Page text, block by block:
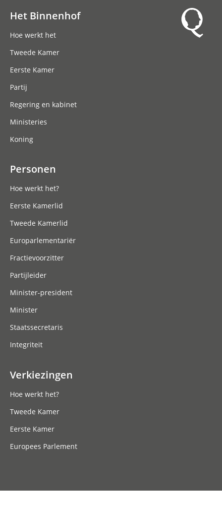
Het Binnenhof
Hoe werkt het
Tweede Kamer
Eerste Kamer
Partij
Regering en kabinet
Ministeries
Koning
Personen
Hoe werkt het?
Eerste Kamerlid
Tweede Kamerlid
Europarlementariër
Fractievoorzitter
Partijleider
Minister-president
Minister
Staatssecretaris
Integriteit
Verkiezingen
Hoe werkt het?
Tweede Kamer
Eerste Kamer
Europees Parlement